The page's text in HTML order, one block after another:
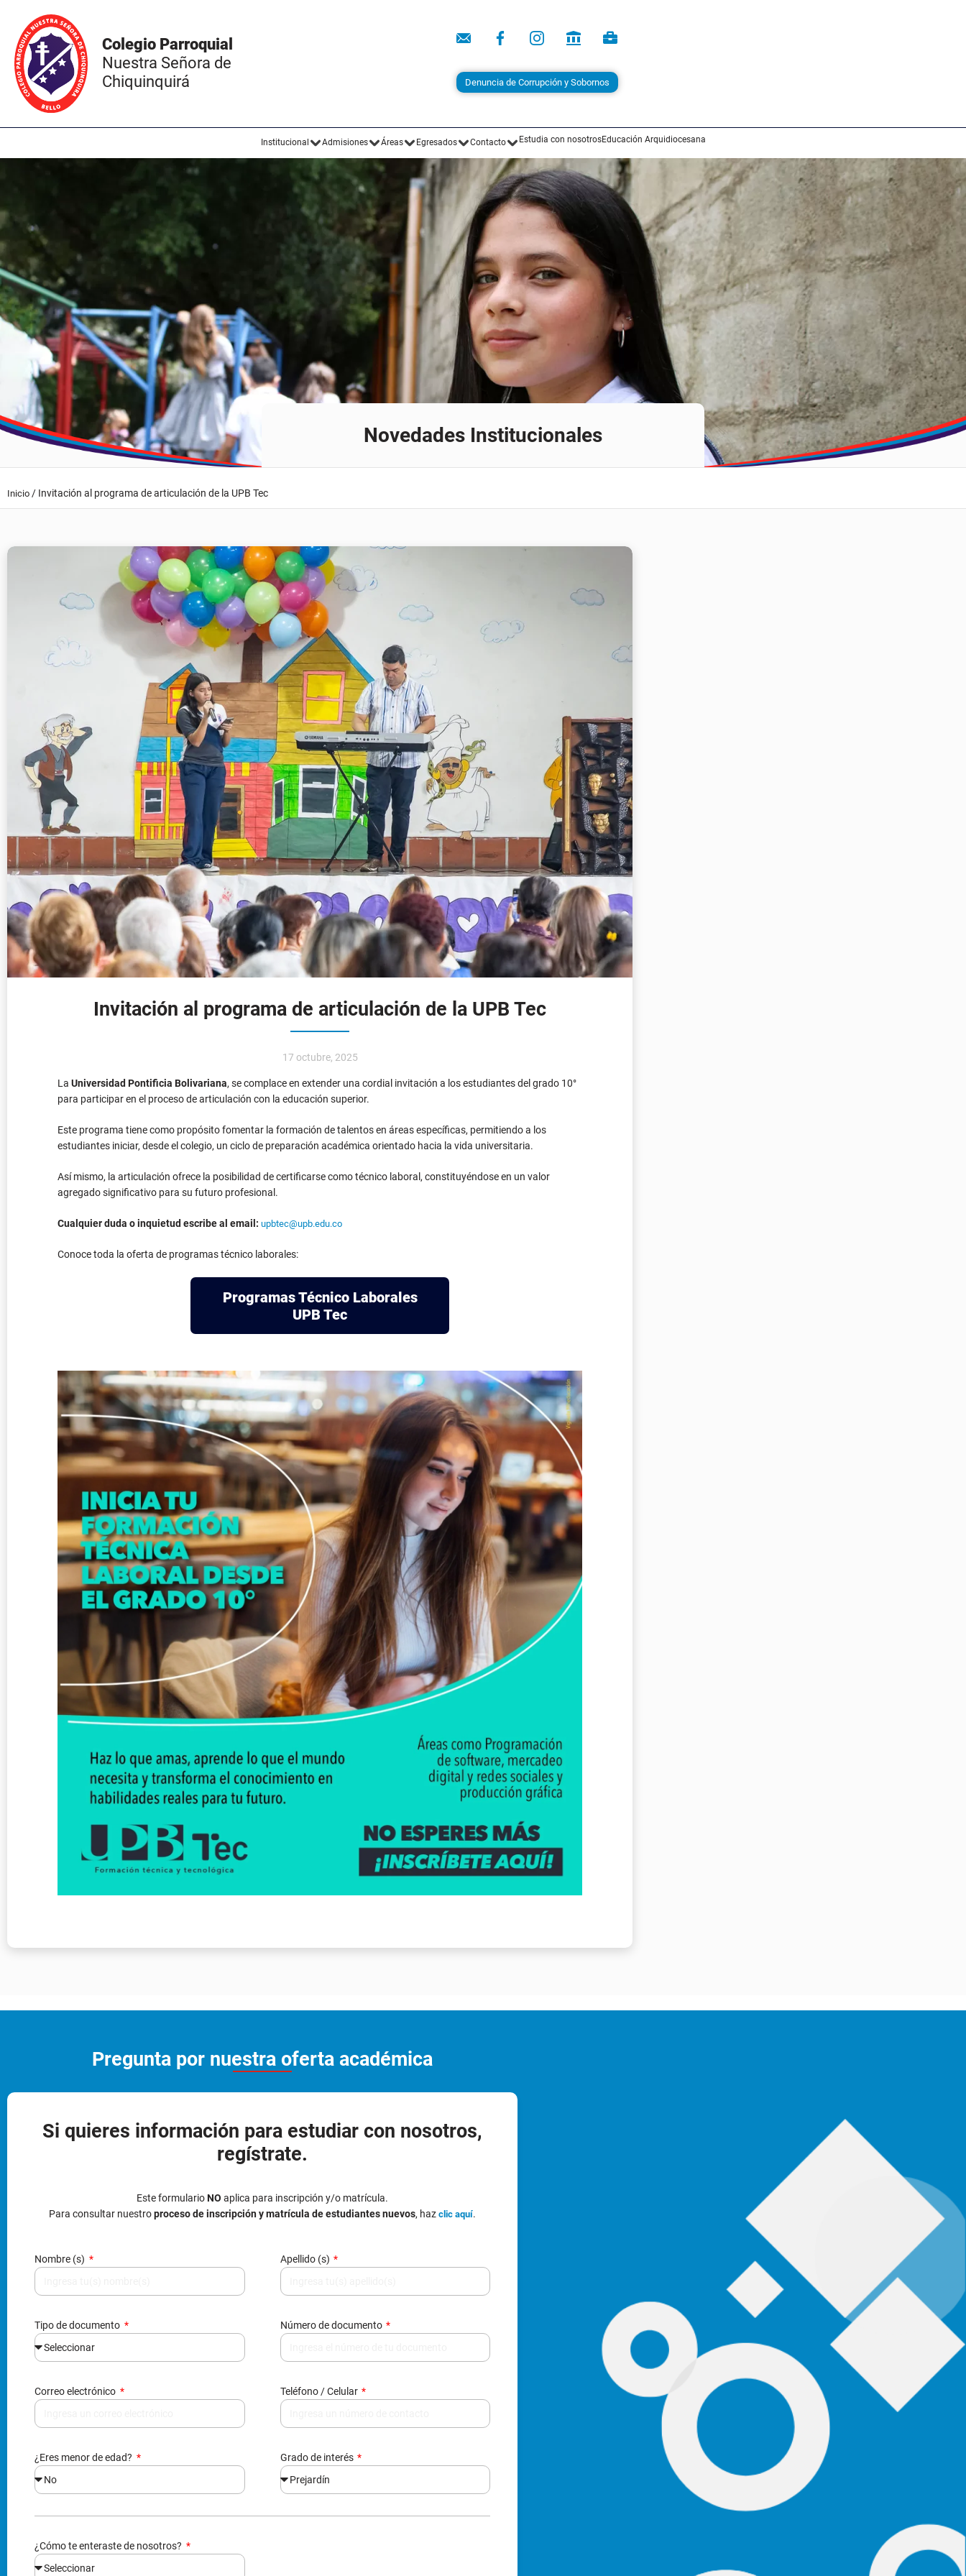
Colegio Parroquial
Nuestra Señora de
Chiquinquirá
Denuncia de Corrupción y Sobornos
Institucional Admisiones Áreas Egresados Contacto Estudia con nosotrosEducación Arquidiocesana
Novedades Institucionales
Inicio / Invitación al programa de articulación de la UPB Tec
Invitación al programa de articulación de la UPB Tec
17 octubre, 2025
La Universidad Pontificia Bolivariana, se complace en extender una cordial invitación a los estudiantes del grado 10°
para participar en el proceso de articulación con la educación superior.
Este programa tiene como propósito fomentar la formación de talentos en áreas específicas, permitiendo a los
estudiantes iniciar, desde el colegio, un ciclo de preparación académica orientado hacia la vida universitaria.
Así mismo, la articulación ofrece la posibilidad de certificarse como técnico laboral, constituyéndose en un valor
agregado significativo para su futuro profesional.
Cualquier duda o inquietud escribe al email: upbtec@upb.edu.co
Conoce toda la oferta de programas técnico laborales:
Programas Técnico Laborales
UPB Tec
Pregunta por nuestra oferta académica
Si quieres información para estudiar con nosotros,
regístrate.
Este formularioNO aplica para inscripción y/o matrícula.
Para consultar nuestroproceso de inscripción y matrícula de estudiantes nuevos, haz clic aquí.
Nombre (s) Apellido (s)
Tipo de documento Número de documento
Correo electrónico Teléfono / Celular
¿Eres menor de edad? Grado de interés
¿Cómo te enteraste de nosotros?